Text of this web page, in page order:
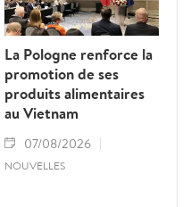
La Pologne renforce la
promotion de ses
produits alimentaires
au Vietnam
07/08/2026
NOUVELLES